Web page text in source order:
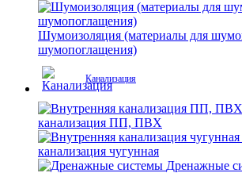
Шумоизоляция (материалы для
шумопоглащения)
Канализация
канализация ПП, ПВХ
канализация чугунная
Дренажные